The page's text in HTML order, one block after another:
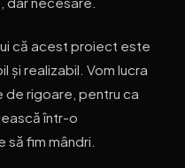
că acest proiect este
și realizabil. Vom lucra
de rigoare, pentru ca
într-o
fim mândri.